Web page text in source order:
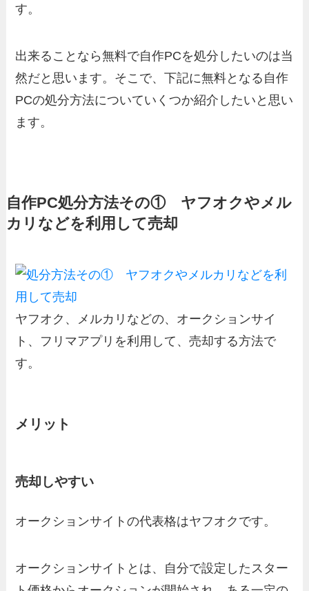
す。
出来ることなら無料で自作PCを処分したいのは当
然だと思います。そこで、下記に無料となる自作
PCの処分方法についていくつか紹介したいと思い
ます。
自作PC処分方法その① ヤフオクやメル
カリなどを利用して売却
ヤフオク、メルカリなどの、オークションサイ
ト、フリマアプリを利用して、売却する方法で
す。
メリット
売却しやすい
オークションサイトの代表格はヤフオクです。
オークションサイトとは、自分で設定したスター